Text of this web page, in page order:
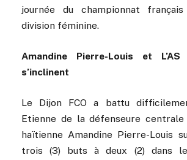
journée du championnat
division féminine.
Amandine Pierre-Louis et L’AS
s’inclinent
Le Dijon FCO a battu
Etienne de la défenseure
haïtienne Amandine Pierre-Louis
trois (3) buts à deux (2) dans